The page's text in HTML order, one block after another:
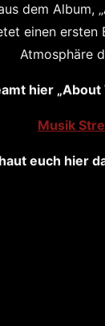
dem Album,
einen
Atmosphäre
hier „About
Musik
euch hier